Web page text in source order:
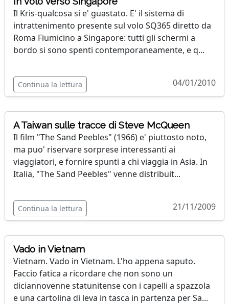
Il Kris-qualcosa si e' guastato. E' il sistema di
intrattenimento presente sul volo SQ365 diretto da
Roma Fiumicino a Singapore: tutti gli schermi a
bordo si sono spenti contemporaneamente, e q...
Continua la lettura 04/01/2010
A Taiwan sulle tracce di Steve McQueen
Il film "The Sand Peebles" (1966) e' piuttosto noto,
ma puo' riservare sorprese interessanti ai
viaggiatori, e fornire spunti a chi viaggia in Asia. In
Italia, "The Sand Peebles" venne distribuit...
Continua la lettura 21/11/2009
Vado in Vietnam
Vietnam. Vado in Vietnam. L'ho appena saputo.
Faccio fatica a ricordare che non sono un
diciannovenne statunitense con i capelli a spazzola
e una cartolina di leva in tasca in partenza per Sa...